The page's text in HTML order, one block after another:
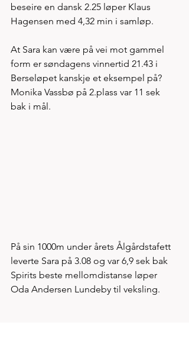
beseire en dansk 2.25 løper Klaus
Hagensen med 4,32 min i samløp.
At Sara kan være på vei mot gammel
form er søndagens vinnertid 21.43 i
Berseløpet kanskje et eksempel på?
Monika Vassbø på 2.plass var 11 sek
bak i mål.
På sin 1000m under årets Ålgårdstafett
leverte Sara på 3.08 og var 6,9 sek bak
Spirits beste mellomdistanse løper
Oda Andersen Lundeby til veksling.